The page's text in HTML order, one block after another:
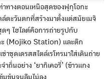
มข้นจนลืมไม่ลง
รี
านค้าเปิด-ปิดตามเวลาของแต่ละ